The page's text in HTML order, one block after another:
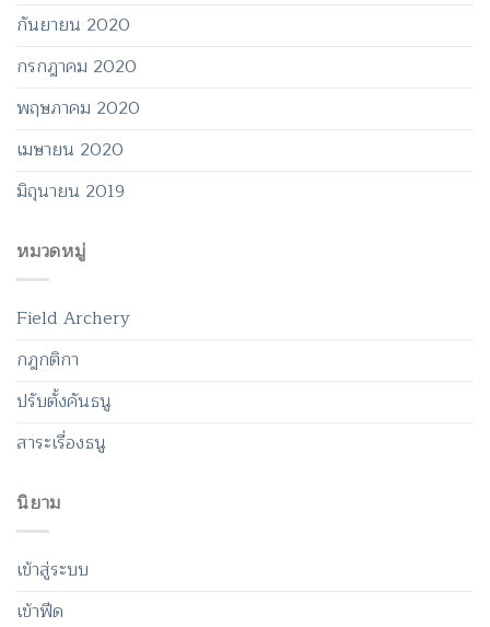
กันยายน 2020
กรกฎาคม 2020
พฤษภาคม 2020
เมษายน 2020
มิถุนายน 2019
หมวดหมู่
Field Archery
กฎกติกา
ปรับตั้งคันธนู
สาระเรื่องธนู
นิยาม
เข้าสู่ระบบ
เข้าฟีด